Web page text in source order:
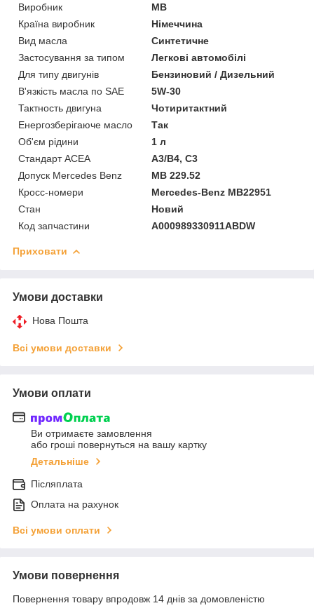
Виробник
MB
Країна виробник
Німеччина
Вид масла
Синтетичне
Застосування за типом
Легкові автомобілі
Для типу двигунів
Бензиновий / Дизельний
В'язкість масла по SAE
5W-30
Тактность двигуна
Чотиритактний
Енергозберігаюче масло
Так
Об'єм рідини
1 л
Стандарт ACEA
A3/B4, C3
Допуск Mercedes Benz
MB 229.52
Кросс-номери
Mercedes-Benz MB22951
Стан
Новий
Код запчастини
A000989330911ABDW
Приховати
Умови доставки
Нова Пошта
Всі умови доставки
Умови оплати
Ви отримаєте замовлення
або гроші повернуться на вашу картку
Детальніше
Післяплата
Оплата на рахунок
Всі умови оплати
Умови повернення
Повернення товару впродовж 14 днів за домовленістю